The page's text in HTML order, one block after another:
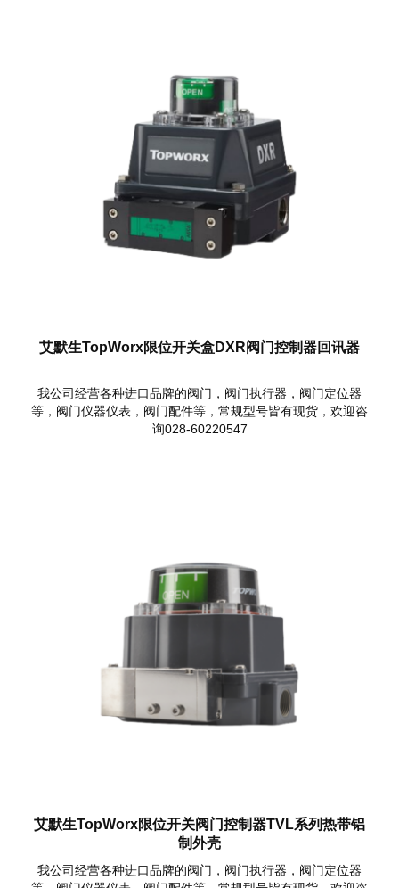
艾默生TopWorx限位开关盒DXR阀门控制器回讯器
我公司经营各种进口品牌的阀门，阀门执行器，阀门定位器
等，阀门仪器仪表，阀门配件等，常规型号皆有现货，欢迎咨
询028-60220547
艾默生TopWorx限位开关阀门控制器TVL系列热带铝
制外壳
我公司经营各种进口品牌的阀门，阀门执行器，阀门定位器